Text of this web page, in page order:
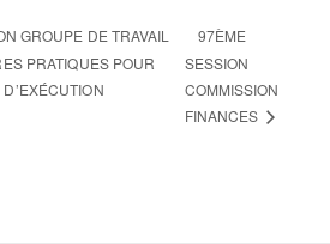
GROUPE DE TRAVAIL
PRATIQUES POUR
97ÈME
SESSION
COMMISSION
FINANCES